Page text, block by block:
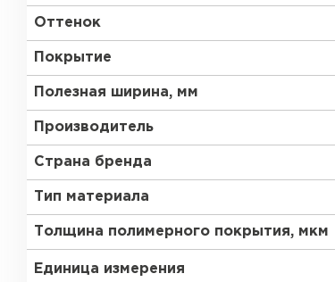
Оттенок
Покрытие
Полезная ширина, мм
Производитель
Страна бренда
Тип материала
Толщина полимерного покрытия, мкм
Единица измерения